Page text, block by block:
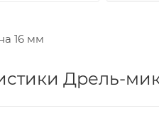
16 мм
Дрель-